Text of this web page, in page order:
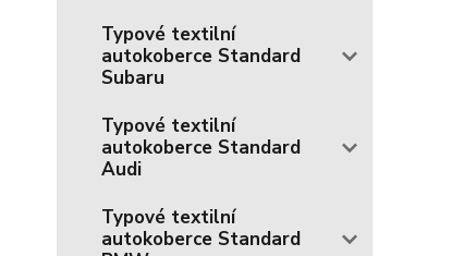
Typové textilní
autokoberce Standard
Subaru
Typové textilní
autokoberce Standard
Audi
Typové textilní
autokoberce Standard